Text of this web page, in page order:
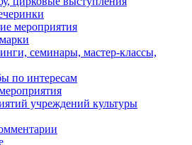
мероприятия
семинары, мастер-классы,
по интересам
учреждений культуры